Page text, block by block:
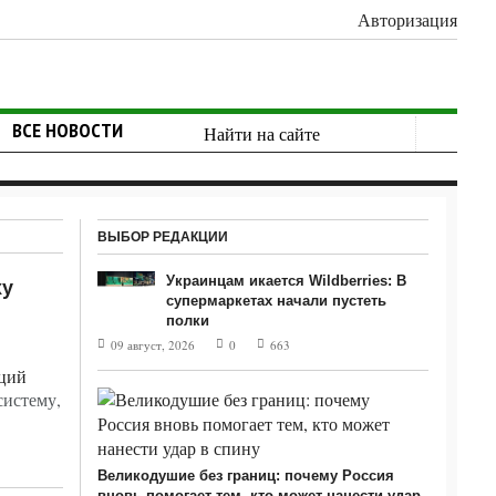
Авторизация
ВСЕ НОВОСТИ
ВЫБОР РЕДАКЦИИ
Украинцам икается Wildberries: В
супермаркетах начали пустеть
полки
09 август, 2026
0 663
Великодушие без границ: почему Россия